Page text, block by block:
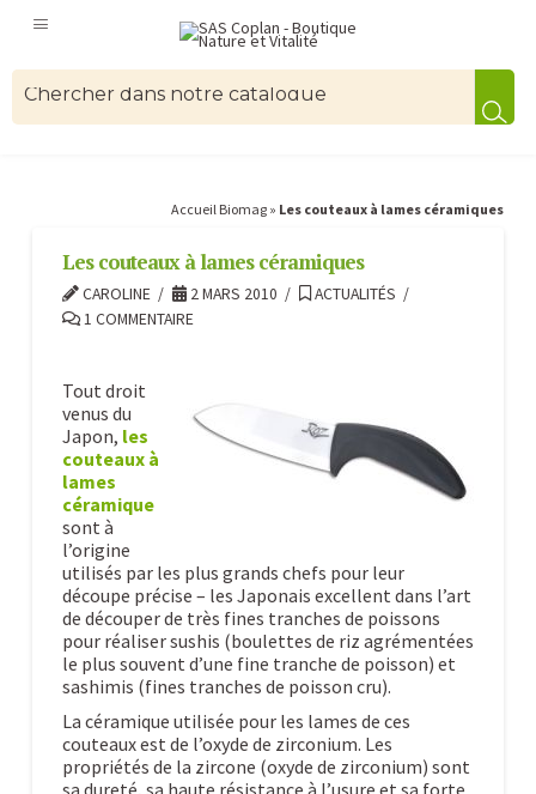
Accueil Biomag » Les couteaux à lames céramiques
Les couteaux à lames céramiques
CAROLINE 2 MARS 2010
ACTUALITÉS
1 COMMENTAIRE
Tout droit
venus du
Japon, les
couteaux à
lames
céramique
sont à
l’origine
utilisés par les plus grands chefs pour leur
découpe précise – les Japonais excellent dans l’art
de découper de très fines tranches de poissons
pour réaliser sushis (boulettes de riz agrémentées
le plus souvent d’une fine tranche de poisson) et
sashimis (fines tranches de poisson cru).
La céramique utilisée pour les lames de ces
couteaux est de l’oxyde de zirconium. Les
propriétés de la zircone (oxyde de zirconium) sont
sa dureté, sa haute résistance à l’usure et sa forte